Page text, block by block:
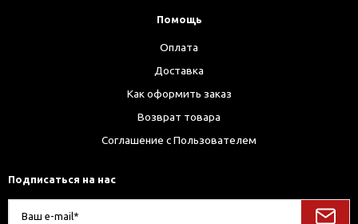
Помощь
Оплата
Доставка
Как оформить заказ
Возврат товара
Соглашение с Пользователем
Подписаться на нас